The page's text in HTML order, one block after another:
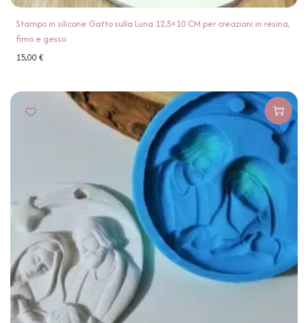
Stampo in silicone Gatto sulla Luna 12,5×10 CM per creazioni in resina,
fimo e gesso
15,00€